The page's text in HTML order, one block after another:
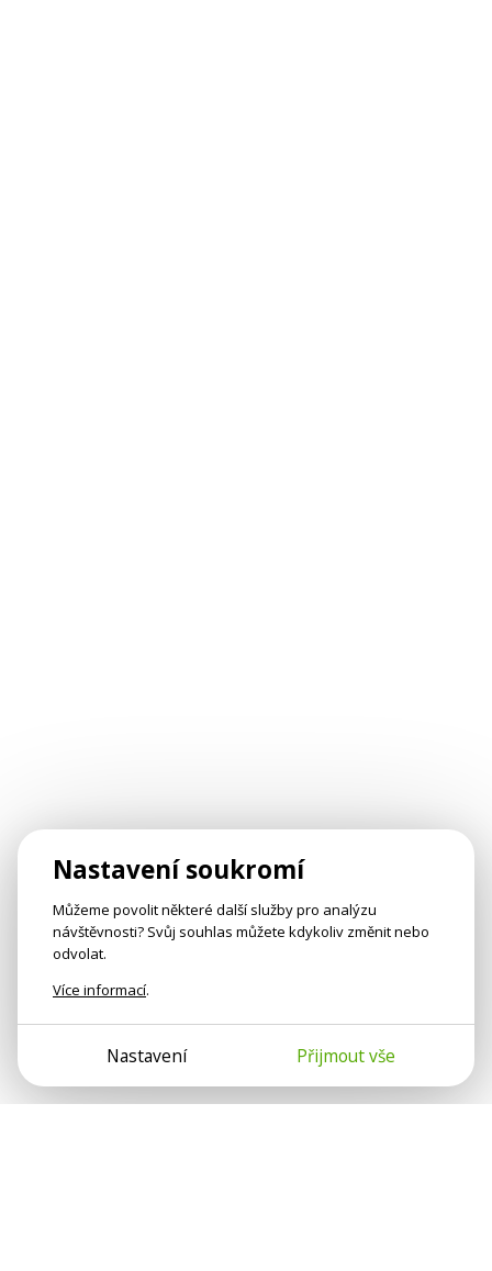
Nastavení soukromí
Můžeme povolit některé další služby pro analýzu
návštěvnosti? Svůj souhlas můžete kdykoliv změnit nebo
odvolat.
Více informací.
Nastavení Přijmout vše